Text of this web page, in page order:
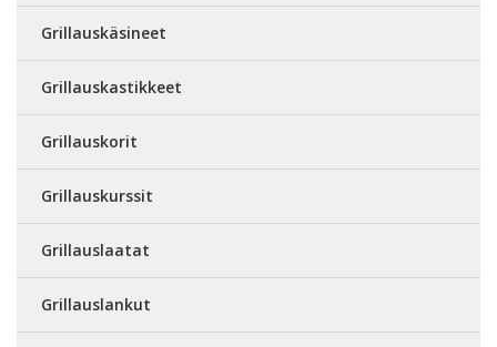
Grillauskäsineet
Grillauskastikkeet
Grillauskorit
Grillauskurssit
Grillauslaatat
Grillauslankut